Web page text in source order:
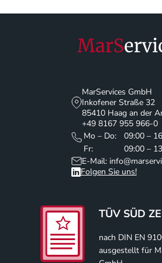
MarServices GmbH
Inkofener Straße 32
85410 Haag an der
+49 8167 955 966-0
Mo – Do:
09:00 –
Fr:
09:00 –
E-Mail:
Folgen Sie uns!
TÜV SÜD
nach DIN EN
ausgestellt für